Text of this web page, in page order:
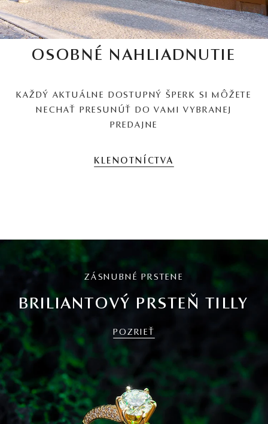
OSOBNÉ NAHLIADNUTIE
KAŽDÝ AKTUÁLNE DOSTUPNÝ ŠPERK SI MÔŽETE
NECHAŤ PRESUNÚŤ DO VAMI VYBRANEJ
PREDAJNE
KLENOTNÍCTVA
ZÁSNUBNÉ PRSTENE
BRILIANTOVÝ PRSTEŇ TILLY
POZRIEŤ